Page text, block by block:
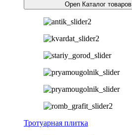
Open Каталог товаров
Тротуарная плитка